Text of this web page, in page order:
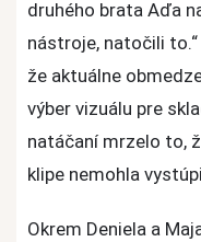
druhého brata Aďa
nástroje, natočili
že aktuálne
výber vizuálu pre
natáčaní mrzelo to,
klipe nemohla
Okrem Deniela a